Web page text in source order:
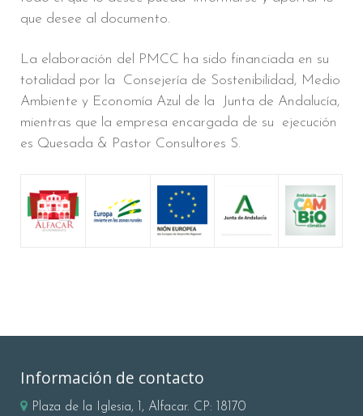
que desee al documento.
La elaboración del PMCC ha sido financiada en su
totalidad por la Consejería de Sostenibilidad, Medio
Ambiente y Economía Azul de la Junta de Andalucía,
mientras que la empresa encargada de su ejecución
es Quesada & Pastor Consultores S.
Información de contacto
Plaza de la Iglesia, 1, Alfacar. CP: 18170